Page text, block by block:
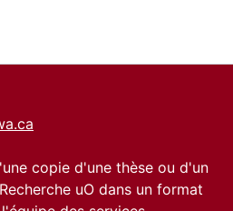
copie d'une thèse ou d'un
uO dans un format